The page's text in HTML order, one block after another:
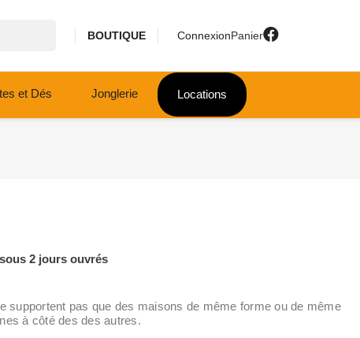
BOUTIQUE ConnexionPanier
et Dés Jonglerie Locations
2 jours ouvrés
supportent pas que des maisons de même forme ou de même
à côté des des autres.